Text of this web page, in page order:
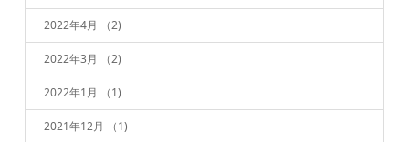
2022年4月 （2)
2022年3月 （2)
2022年1月 （1)
2021年12月 （1)